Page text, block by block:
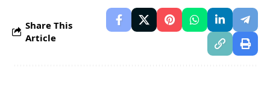
Share This
Article